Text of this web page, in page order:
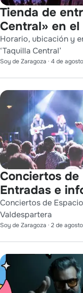
Tienda de
Central» en el
Horario, ubicación y
‘Taquilla Central’
Soy de Zaragoza · 4 de
Conciertos de
Entradas e
Conciertos de
Valdespartera
Soy de Zaragoza · 2 de